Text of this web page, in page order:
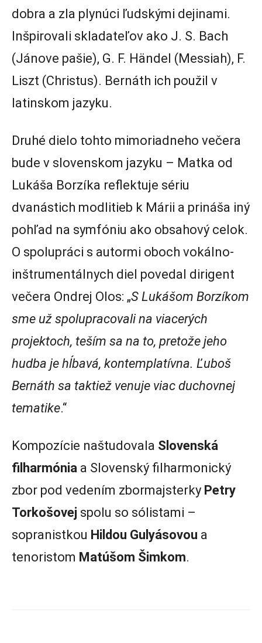
dobra a zla plynúci ľudskými dejinami.
Inšpirovali skladateľov ako J. S. Bach
(Jánove pašie), G. F. Händel (Messiah), F.
Liszt (Christus). Bernáth ich použil v
latinskom jazyku.
Druhé dielo tohto mimoriadneho večera
bude v slovenskom jazyku – Matka od
Lukáša Borzíka reflektuje sériu
dvanástich modlitieb k Márii a prináša iný
pohľad na symfóniu ako obsahový celok.
O spolupráci s autormi oboch vokálno-
inštrumentálnych diel povedal dirigent
večera Ondrej Olos: „S Lukášom Borzíkom
sme už spolupracovali na viacerých
projektoch, teším sa na to, pretože jeho
hudba je hĺbavá, kontemplatívna. Ľuboš
Bernáth sa taktiež venuje viac duchovnej
tematike.“
Kompozície naštudovala Slovenská
filharmónia a Slovenský filharmonický
zbor pod vedením zbormajsterky Petry
Torkošovej spolu so sólistami –
sopranistkou Hildou Gulyásovou a
tenoristom Matúšom Šimkom.